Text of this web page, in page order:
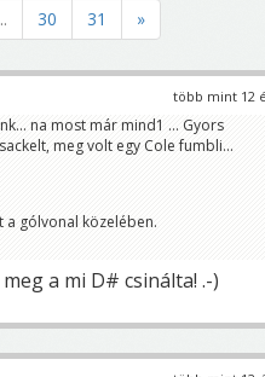
30 31 »
több mint 12
na most már mind1 ... Gyors
meg volt egy Cole fumbli...
a gólvonal közelében.
a mi D# csinálta! .-)